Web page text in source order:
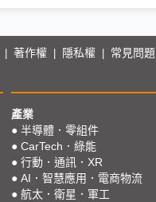
著作權 隱私權 常見問題
產業
● 半導體．零組件
● CarTech．綠能
● 行動．通訊．XR
● AI．智慧應用．電商物流
● 航太．衛星．軍工